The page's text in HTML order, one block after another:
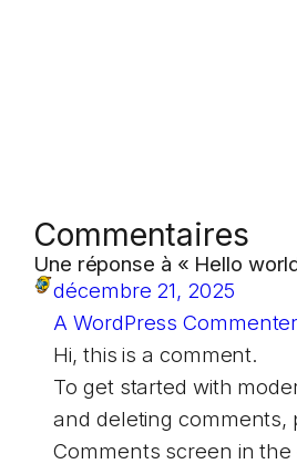
Commentaires
Une réponse à « Hello
décembre 21, 2025
A WordPress Commenter
Hi, this is a comment.
To get started with
and deleting comments,
Comments screen in the